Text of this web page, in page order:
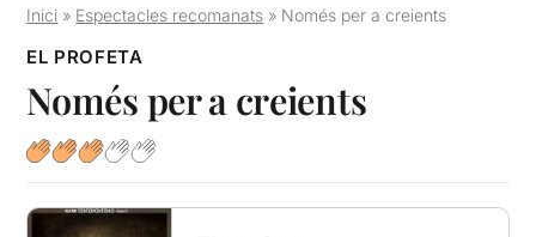
Inici » Espectacles recomanats » Només per a creients
EL PROFETA
Només per a creients